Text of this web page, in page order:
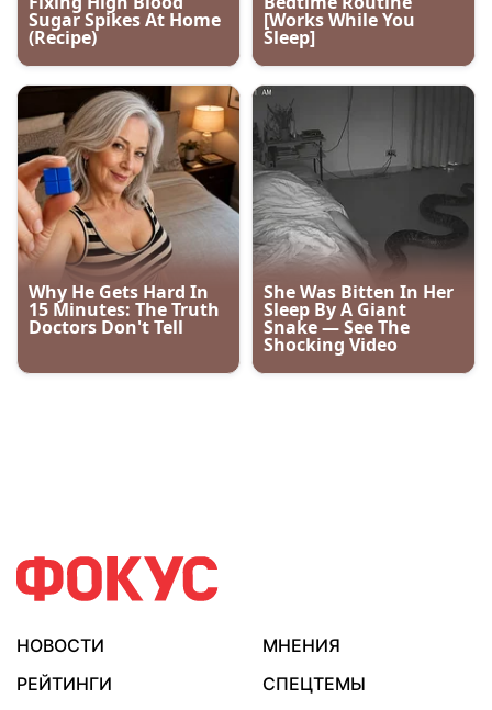
НОВОСТИ
МНЕНИЯ
РЕЙТИНГИ
СПЕЦТЕМЫ